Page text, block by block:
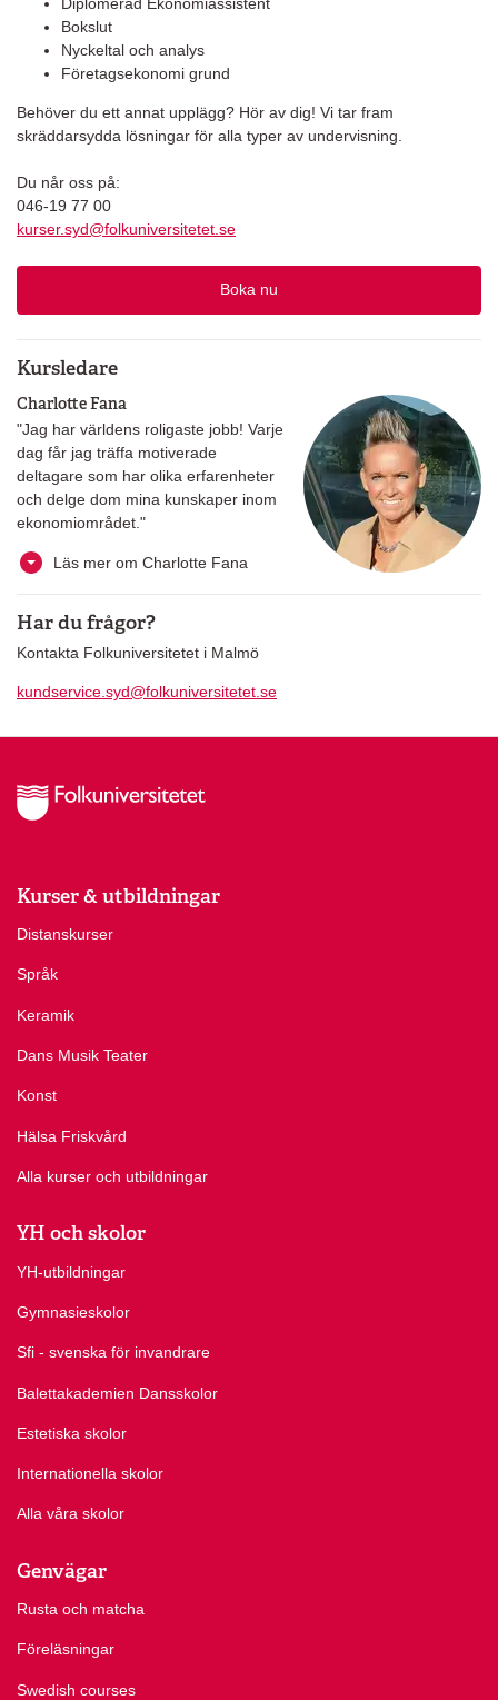
Bokslut
Nyckeltal och analys
Företagsekonomi grund
Behöver du ett annat upplägg? Hör av dig! Vi tar fram
skräddarsydda lösningar för alla typer av undervisning.
Du når oss på:
046-19 77 00
kurser.syd@folkuniversitetet.se
Boka nu
Kursledare
Charlotte Fana
"Jag har världens roligaste jobb! Varje
dag får jag träffa motiverade
deltagare som har olika erfarenheter
och delge dom mina kunskaper inom
ekonomiområdet."
Läs mer om Charlotte Fana
Har du frågor?
Kontakta Folkuniversitetet i Malmö
kundservice.syd@folkuniversitetet.se
Kurser & utbildningar
Distanskurser
Språk
Keramik
Dans Musik Teater
Konst
Hälsa Friskvård
Alla kurser och utbildningar
YH och skolor
YH-utbildningar
Gymnasieskolor
Sfi - svenska för invandrare
Balettakademien Dansskolor
Estetiska skolor
Internationella skolor
Alla våra skolor
Genvägar
Rusta och matcha
Föreläsningar
Swedish courses